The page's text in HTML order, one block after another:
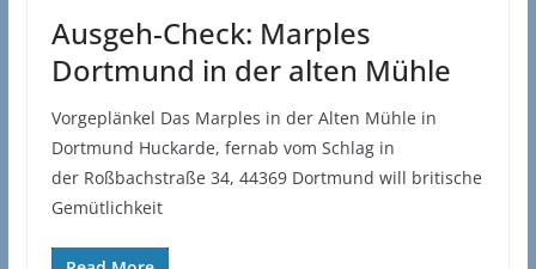
Ausgeh-Check: Marples
Dortmund in der alten Mühle
Vorgeplänkel Das Marples in der Alten Mühle in
Dortmund Huckarde, fernab vom Schlag in
der Roßbachstraße 34, 44369 Dortmund will britische
Gemütlichkeit